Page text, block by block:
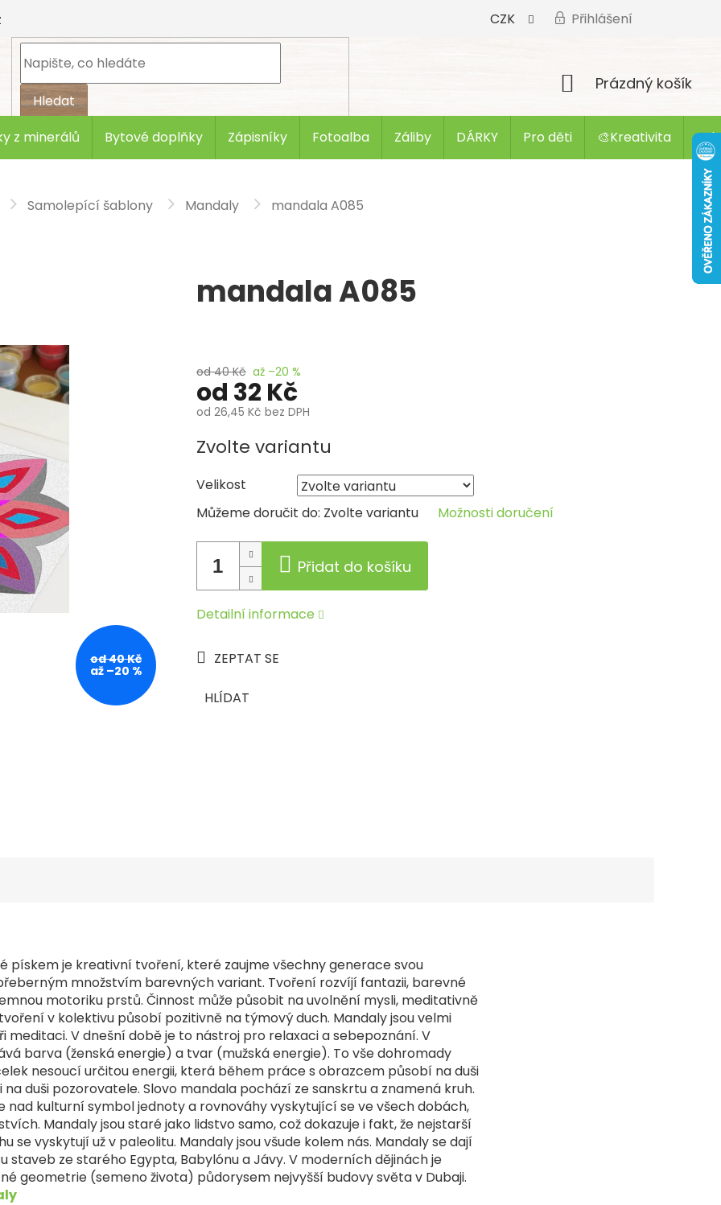
CZK Přihlášení
Hledat
Nákupní
Prázdný košík
z minerálů Bytové doplňky Zápisníky Fotoalba Záliby DÁRKY Pro děti 🎨Kreativita
Samolepící šablony Mandaly mandala A085
mandala A085
od 40 Kč
až –20 %
od 40 Kč až –20 %
od 32 Kč
od 26,45 Kč bez DPH
Měrná
cena:
Zvolte variantu
Velikost
Můžeme doručit do: Zvolte variantu Možnosti doručení
Přidat do košíku
Detailní informace
ZEPTAT SE
HLÍDAT
pískem je kreativní tvoření, které zaujme všechny generace svou
množstvím barevných variant. Tvoření rozvíjí fantazii, barevné
motoriku prstů. Činnost může působit na uvolnění mysli, meditativně
v kolektivu působí pozitivně na týmový duch. Mandaly jsou velmi
meditaci. V dnešní době je to nástroj pro relaxaci a sebepoznání. V
barva (ženská energie) a tvar (mužská energie). To vše dohromady
nesoucí určitou energii, která během práce s obrazcem působí na duši
duši pozorovatele. Slovo mandala pochází ze sanskrtu a znamená kruh.
nad kulturní symbol jednoty a rovnováhy vyskytující se ve všech dobách,
Mandaly jsou staré jako lidstvo samo, což dokazuje i fakt, že nejstarší
se vyskytují už v paleolitu. Mandaly jsou všude kolem nás. Mandaly se dají
staveb ze starého Egypta, Babylónu a Jávy. V moderních dějinách je
geometrie (semeno života) půdorysem nejvyšší budovy světa v Dubaji.